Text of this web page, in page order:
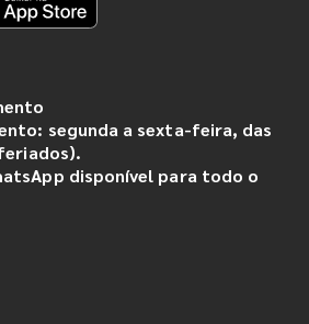
segunda a sexta-feira, das
disponível para todo o